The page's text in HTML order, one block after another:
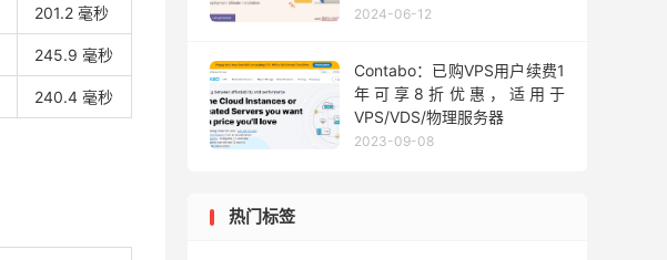
201.2 毫秒
245.9 毫秒
240.4 毫秒
起
2024-06-12
Contabo：已购VPS用户续费1
年可享8折优惠，适用于
VPS/VDS/物理服务器
2023-09-08
热门标签